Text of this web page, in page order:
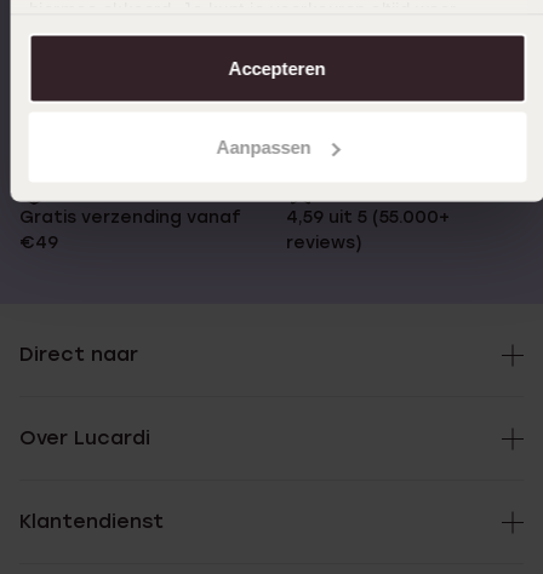
aanpassen. Lees er meer over in onscookiebeleid.
Accepteren
Aanpassen
Op werkdagen voor 17.00
14 dagen gratis
Gratis verzending vanaf
€49
4,59 uit 5 (55.000+
reviews)
Direct naar
Over Lucardi
Klantendienst